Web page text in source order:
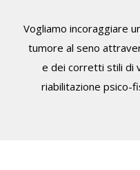
Vogliamo incoraggiare
tumore al seno
e dei corretti stili di
riabilitazione psico-